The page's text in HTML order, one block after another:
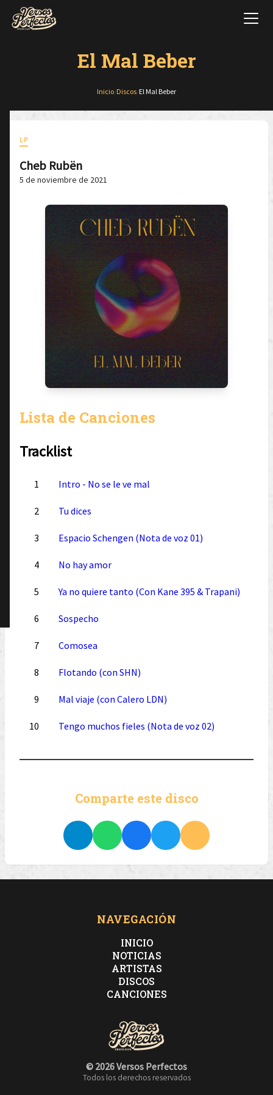
El Mal Beber
Inicio Discos El Mal Beber
LP
Cheb Rubën
5 de noviembre de 2021
Lista de Canciones
Tracklist
1 Intro - No se le ve mal
2 Tu dices
3 Espacio Schengen (Nota de voz 01)
4 No hay amor
5 Ya no quiere tanto (Con Kane 395 & Trapani)
6 Sospecho
7 Comosea
8 Flotando (con SHN)
9 Mal viaje (con Calero LDN)
10 Tengo muchos fieles (Nota de voz 02)
Comparte este disco
NAVEGACIÓN
INICIO
NOTICIAS
ARTISTAS
DISCOS
CANCIONES
© 2026 Versos Perfectos
Todos los derechos reservados